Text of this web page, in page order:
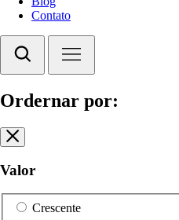
Contato
Ordernar por:
Valor
Crescente